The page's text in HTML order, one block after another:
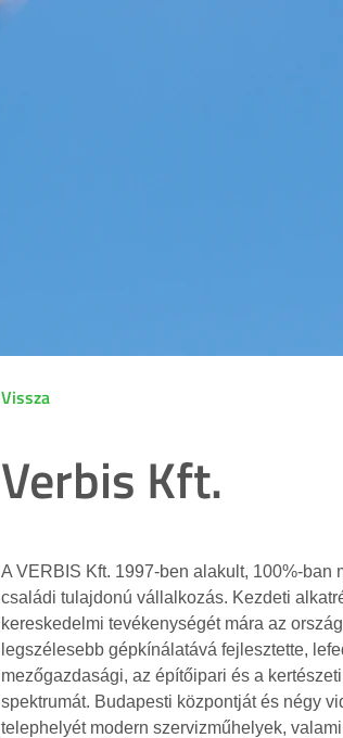
Vissza
Verbis Kft.
A VERBIS Kft. 1997-ben alakult, 100%-ban
családi tulajdonú vállalkozás. Kezdeti
kereskedelmi tevékenységét mára az
legszélesebb gépkínálatává fejlesztette,
mezőgazdasági, az építőipari és a
spektrumát. Budapesti központját és négy
telephelyét modern szervizműhelyek,